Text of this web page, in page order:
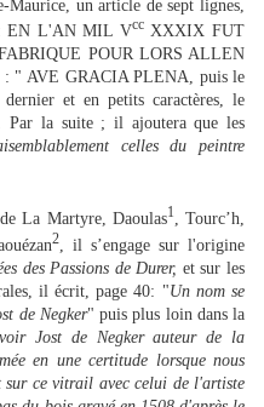
un article de sept lignes,
: EN L'AN MIL VccXXXIX FUT
POUR LORS ALLEN
: " AVE GRACIA PLENA, puis le
et en petits caractères, le
Par la suite ; il ajoutera que les
celles du peintre
La Martyre, Daoulas1
, Tourc’h,
2 , il s’engage sur l'origine
des Passions de Durer, et sur les
il écrit, page 40: "Un nom se
de Negker" puis plus loin dans la
Jost de Negker auteur de la
en une certitude lorsque nous
sur ce vitrail avec celui de l'artiste